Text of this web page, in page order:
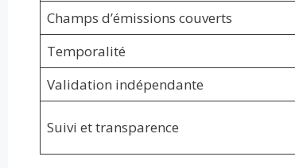
Champs d’émissions couverts
Temporalité
Validation indépendante
Suivi et transparence